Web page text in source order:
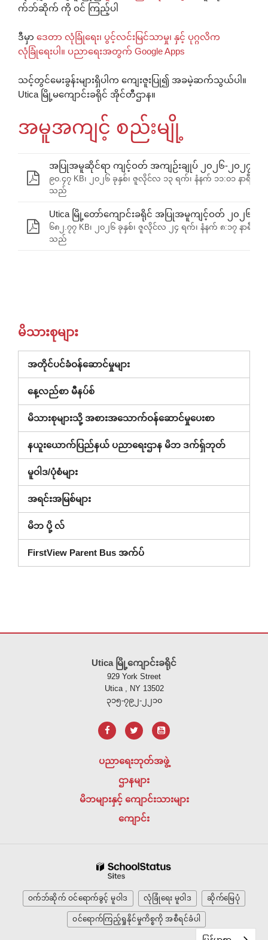
က်ဘ်ဆိုက် ကို ဝင် ကြည့်ပါ
ဒီမှာ ဒေတာ လုံခြုံရေး၊ ပွင့်လင်းမြင်သာမှု၊ နှင့် ပုဂ္ဂလိက
လုံခြုံရေးပါ။ ပညာရေးအတွက် Google Apps
သင့်တွင်မေးခွန်းများရှိပါက ကျေးဇူးပြု၍ အခမဲ့ဆက်သွယ်ပါ။
Utica မြို့မကျောင်းခရိုင် အိုင်တီဌာန။
အမူအကျင့် စည်းမျို့
အပြုအမူဆိုင်ရာ ကျင့်ဝတ် အကျဉ်းချုပ် ၂၀၂၆-၂၀၂၇
၉၀.၄၇ KB၊ ၂၀၂၆ ခုနှစ်၊ ဇူလိုင်လ ၁၃ ရက်၊ နံနက် ၁၁:၀၁ နာရီ
သည်
Utica မြို့တော်ကျောင်းခရိုင် အပြုအမူကျင့်ဝတ် ၂၀၂၆-၂၀
၆၈၂.၇၇ KB၊ ၂၀၂၆ ခုနှစ်၊ ဇူလိုင်လ ၂၄ ရက်၊ နံနက် ၈:၁၇ နာရီ
သည်
မိသားစုများ
အတိုင်ပင်ခံဝန်ဆောင်မှုများ(ဝင်း
ဒိုး
တွင်
ဖွင့်သည်)
နေ့လည်စာ မီနပ်စ်
မိသားစုများသို့ အစားအသောက်ဝန်ဆောင်မှုပေးစာ
နယူးယောက်ပြည်နယ် ပညာရေးဌာန မိဘ ဒက်ရှ်ဘုတ်(ပြတင်းပ
အသစ်
ဖွင့်
မူဝါဒ/ပုံစံများ
အရင်းအမြစ်များ
မိဘ ပို့ လ်
FirstView Parent Bus အက်ပ်
Utica မြို့ကျောင်းခရိုင်
929 York Street
Utica , NY 13502
၃၁၅-၇၉၂-၂၂၁၀
ပညာရေးဘုတ်အဖွဲ့
ဌာနများ
မိဘများနှင့် ကျောင်းသားများ
ကျောင်း
ဝက်ဘ်ဆိုက် ဝင်ရောက်ခွင့် မူဝါဒ လုံခြုံရေး မူဝါဒ ဆိုက်မြေပုံ
ဝင်ရောက်ကြည့်ရှုနိုင်မှုကိစ္စကို အစီရင်ခံပါ